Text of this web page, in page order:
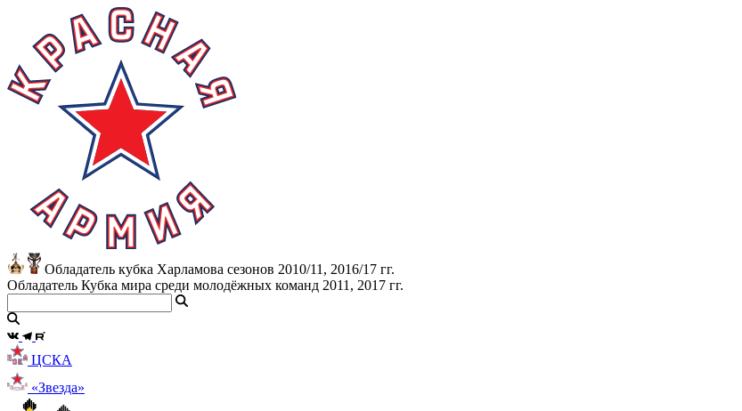
Обладатель кубка Харламова сезонов 2010/11, 2016/17 гг.
Обладатель Кубка мира среди молодёжных команд 2011, 2017 гг.
ЦСКА
«Звезда»